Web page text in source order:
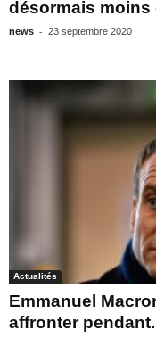
désormais moins
news - 23 septembre 2020
Actualités
Emmanuel
affronter